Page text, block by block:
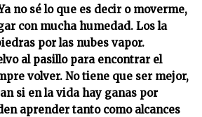
no sé lo que es decir o moverme,
con mucha humedad. Los la
por las nubes vapor.
al pasillo para encontrar el
volver. No tiene que ser mejor,
si en la vida hay ganas por
aprender tanto como alcances